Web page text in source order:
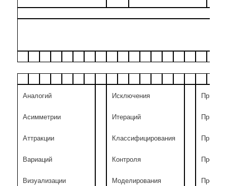
Аналогий
Асимметрии
Аттракции
Вариаций
Визуализации
Исключения
Итераций
Классифицирования
Контроля
Моделирования